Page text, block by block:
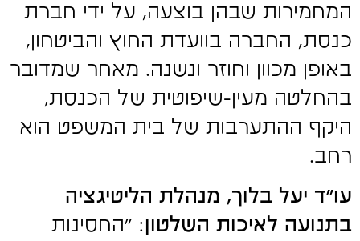
המחמירות שבהן בוצעה, על ידי חברת
כנסת, החברה בוועדת החוץ והביטחון,
באופן מכוון וחוזר ונשנה. מאחר שמדובר
בהחלטה מעין-שיפוטית של הכנסת,
היקף ההתערבות של בית המשפט הוא
רחב.
עו"ד יעל בלוך, מנהלת הליטיגציה
בתנועה לאיכות השלטון: "החסינות